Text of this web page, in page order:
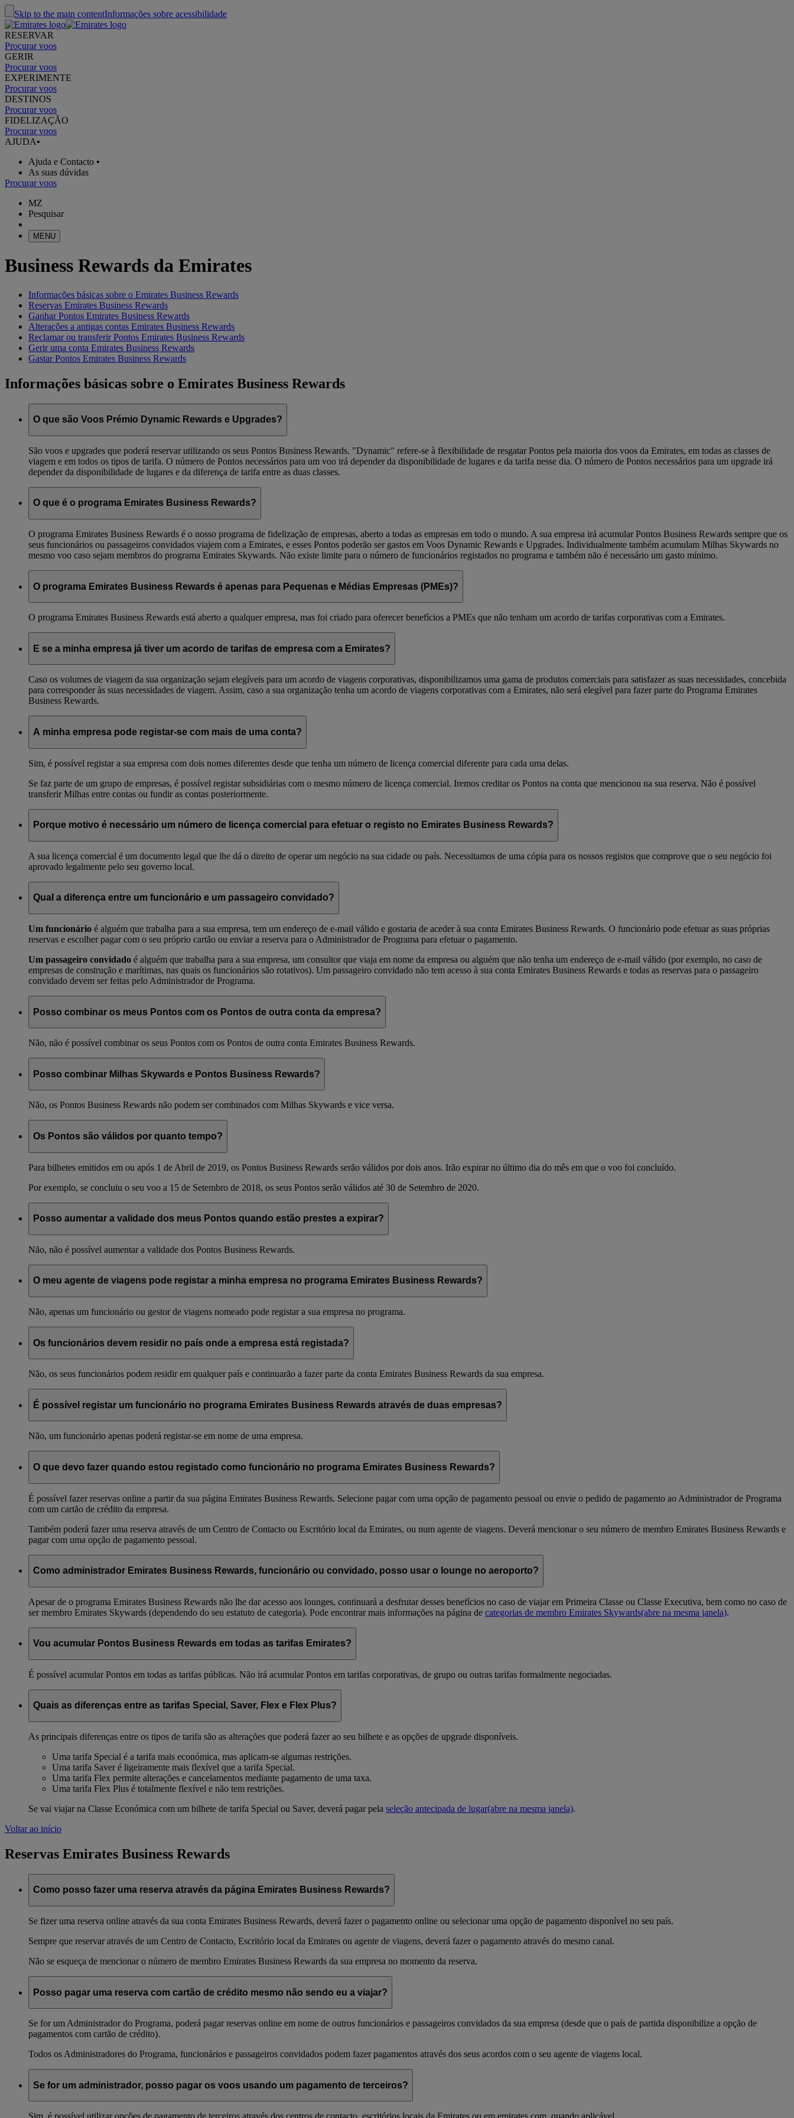
Skip to the main contentInformações sobre acessibilidade
RESERVAR
Procurar voos
GERIR
Procurar voos
EXPERIMENTE
Procurar voos
DESTINOS
Procurar voos
FIDELIZAÇÃO
Procurar voos
AJUDA•
Ajuda e Contacto •
As suas dúvidas
Procurar voos
MZ
Pesquisar
MENU
Business Rewards da Emirates
Informações básicas sobre o Emirates Business Rewards
Reservas Emirates Business Rewards
Ganhar Pontos Emirates Business Rewards
Alterações a antigas contas Emirates Business Rewards
Reclamar ou transferir Pontos Emirates Business Rewards
Gerir uma conta Emirates Business Rewards
Gastar Pontos Emirates Business Rewards
Informações básicas sobre o Emirates Business Rewards
O que são Voos Prémio Dynamic Rewards e Upgrades?
São voos e upgrades que poderá reservar utilizando os seus Pontos Business Rewards. "Dynamic" refere-se à flexibilidade de resgatar Pontos pela maioria dos voos da Emirates, em todas as classes de
viagem e em todos os tipos de tarifa. O número de Pontos necessários para um voo irá depender da disponibilidade de lugares e da tarifa nesse dia. O número de Pontos necessários para um upgrade irá
depender da disponibilidade de lugares e da diferença de tarifa entre as duas classes.
O que é o programa Emirates Business Rewards?
O programa Emirates Business Rewards é o nosso programa de fidelização de empresas, aberto a todas as empresas em todo o mundo. A sua empresa irá acumular Pontos Business Rewards sempre que os
seus funcionários ou passageiros convidados viajem com a Emirates, e esses Pontos poderão ser gastos em Voos Dynamic Rewards e Upgrades. Individualmente também acumulam Milhas Skywards no
mesmo voo caso sejam membros do programa Emirates Skywards. Não existe limite para o número de funcionários registados no programa e também não é necessário um gasto mínimo.
O programa Emirates Business Rewards é apenas para Pequenas e Médias Empresas (PMEs)?
O programa Emirates Business Rewards está aberto a qualquer empresa, mas foi criado para oferecer benefícios a PMEs que não tenham um acordo de tarifas corporativas com a Emirates.
E se a minha empresa já tiver um acordo de tarifas de empresa com a Emirates?
Caso os volumes de viagem da sua organização sejam elegíveis para um acordo de viagens corporativas, disponibilizamos uma gama de produtos comerciais para satisfazer as suas necessidades, concebida
para corresponder às suas necessidades de viagem. Assim, caso a sua organização tenha um acordo de viagens corporativas com a Emirates, não será elegível para fazer parte do Programa Emirates
Business Rewards.
A minha empresa pode registar-se com mais de uma conta?
Sim, é possível registar a sua empresa com dois nomes diferentes desde que tenha um número de licença comercial diferente para cada uma delas.
Se faz parte de um grupo de empresas, é possível registar subsidiárias com o mesmo número de licença comercial. Iremos creditar os Pontos na conta que mencionou na sua reserva. Não é possível
transferir Milhas entre contas ou fundir as contas posteriormente.
Porque motivo é necessário um número de licença comercial para efetuar o registo no Emirates Business Rewards?
A sua licença comercial é um documento legal que lhe dá o direito de operar um negócio na sua cidade ou país. Necessitamos de uma cópia para os nossos registos que comprove que o seu negócio foi
aprovado legalmente pelo seu governo local.
Qual a diferença entre um funcionário e um passageiro convidado?
Um funcionário é alguém que trabalha para a sua empresa, tem um endereço de e-mail válido e gostaria de aceder à sua conta Emirates Business Rewards. O funcionário pode efetuar as suas próprias
reservas e escolher pagar com o seu próprio cartão ou enviar a reserva para o Administrador de Programa para efetuar o pagamento.
Um passageiro convidado é alguém que trabalha para a sua empresa, um consultor que viaja em nome da empresa ou alguém que não tenha um endereço de e-mail válido (por exemplo, no caso de
empresas de construção e marítimas, nas quais os funcionários são rotativos). Um passageiro convidado não tem acesso à sua conta Emirates Business Rewards e todas as reservas para o passageiro
convidado devem ser feitas pelo Administrador de Programa.
Posso combinar os meus Pontos com os Pontos de outra conta da empresa?
Não, não é possível combinar os seus Pontos com os Pontos de outra conta Emirates Business Rewards.
Posso combinar Milhas Skywards e Pontos Business Rewards?
Não, os Pontos Business Rewards não podem ser combinados com Milhas Skywards e vice versa.
Os Pontos são válidos por quanto tempo?
Para bilhetes emitidos em ou após 1 de Abril de 2019, os Pontos Business Rewards serão válidos por dois anos. Irão expirar no último dia do mês em que o voo foi concluído.
Por exemplo, se concluiu o seu voo a 15 de Setembro de 2018, os seus Pontos serão válidos até 30 de Setembro de 2020.
Posso aumentar a validade dos meus Pontos quando estão prestes a expirar?
Não, não é possível aumentar a validade dos Pontos Business Rewards.
O meu agente de viagens pode registar a minha empresa no programa Emirates Business Rewards?
Não, apenas um funcionário ou gestor de viagens nomeado pode registar a sua empresa no programa.
Os funcionários devem residir no país onde a empresa está registada?
Não, os seus funcionários podem residir em qualquer país e continuarão a fazer parte da conta Emirates Business Rewards da sua empresa.
É possível registar um funcionário no programa Emirates Business Rewards através de duas empresas?
Não, um funcionário apenas poderá registar-se em nome de uma empresa.
O que devo fazer quando estou registado como funcionário no programa Emirates Business Rewards?
É possível fazer reservas online a partir da sua página Emirates Business Rewards. Selecione pagar com uma opção de pagamento pessoal ou envie o pedido de pagamento ao Administrador de Programa
com um cartão de crédito da empresa.
Também poderá fazer uma reserva através de um Centro de Contacto ou Escritório local da Emirates, ou num agente de viagens. Deverá mencionar o seu número de membro Emirates Business Rewards e
pagar com uma opção de pagamento pessoal.
Como administrador Emirates Business Rewards, funcionário ou convidado, posso usar o lounge no aeroporto?
Apesar de o programa Emirates Business Rewards não lhe dar acesso aos lounges, continuará a desfrutar desses benefícios no caso de viajar em Primeira Classe ou Classe Executiva, bem como no caso de
ser membro Emirates Skywards (dependendo do seu estatuto de categoria). Pode encontrar mais informações na página de categorias de membro Emirates Skywards(abre na mesma janela).
Vou acumular Pontos Business Rewards em todas as tarifas Emirates?
É possível acumular Pontos em todas as tarifas públicas. Não irá acumular Pontos em tarifas corporativas, de grupo ou outras tarifas formalmente negociadas.
Quais as diferenças entre as tarifas Special, Saver, Flex e Flex Plus?
As principais diferenças entre os tipos de tarifa são as alterações que poderá fazer ao seu bilhete e as opções de upgrade disponíveis.
Uma tarifa Special é a tarifa mais económica, mas aplicam-se algumas restrições.
Uma tarifa Saver é ligeiramente mais flexível que a tarifa Special.
Uma tarifa Flex permite alterações e cancelamentos mediante pagamento de uma taxa.
Uma tarifa Flex Plus é totalmente flexível e não tem restrições.
Se vai viajar na Classe Económica com um bilhete de tarifa Special ou Saver, deverá pagar pela seleção antecipada de lugar(abre na mesma janela).
Voltar ao início
Reservas Emirates Business Rewards
Como posso fazer uma reserva através da página Emirates Business Rewards?
Se fizer uma reserva online através da sua conta Emirates Business Rewards, deverá fazer o pagamento online ou selecionar uma opção de pagamento disponível no seu país.
Sempre que reservar através de um Centro de Contacto, Escritório local da Emirates ou agente de viagens, deverá fazer o pagamento através do mesmo canal.
Não se esqueça de mencionar o número de membro Emirates Business Rewards da sua empresa no momento da reserva.
Posso pagar uma reserva com cartão de crédito mesmo não sendo eu a viajar?
Se for um Administrador do Programa, poderá pagar reservas online em nome de outros funcionários e passageiros convidados da sua empresa (desde que o país de partida disponibilize a opção de
pagamentos com cartão de crédito).
Todos os Administradores do Programa, funcionários e passageiros convidados podem fazer pagamentos através dos seus acordos com o seu agente de viagens local.
Se for um administrador, posso pagar os voos usando um pagamento de terceiros?